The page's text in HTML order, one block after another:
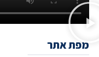
מפת אתר